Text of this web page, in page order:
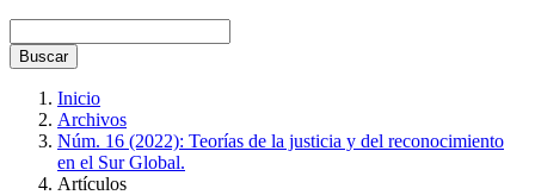
Buscar
Inicio
Archivos
Núm. 16 (2022): Teorías de la justicia y del reconocimiento
en el Sur Global.
Artículos